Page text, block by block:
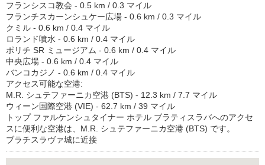
フランシスコ教会 - 0.5 km / 0.3 マイル
フランチスカーンシュケー広場 - 0.6 km / 0.3 マイル
クミル - 0.6 km / 0.4 マイル
ロランド噴水 - 0.6 km / 0.4 マイル
ポリチ SR ミュージアム - 0.6 km / 0.4 マイル
中央広場 - 0.6 km / 0.4 マイル
バンコカジノ - 0.6 km / 0.4 マイル
アクセス可能な空港:
M.R. シュテファーニカ空港 (BTS) - 12.3 km / 7.7 マイル
ウィーン国際空港 (VIE) - 62.7 km / 39 マイル
トップ ファルケンシュタイナー ホテル ブラティスラバへのアクセ
スに便利な空港は、M.R. シュテファーニカ空港 (BTS) です。
ブラチスラヴァ城に近接